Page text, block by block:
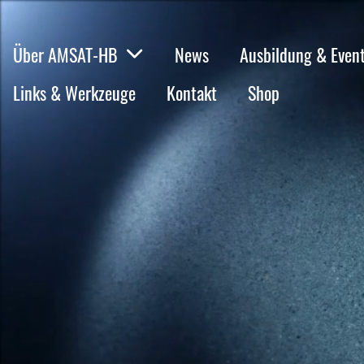
Über AMSAT-HB News
Ausbildung &
Links & Werkzeuge
Kontakt Shop